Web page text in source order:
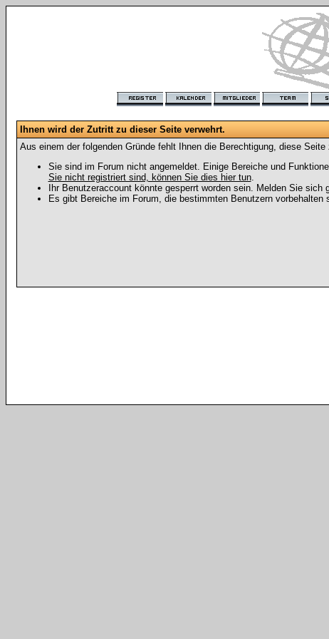
Ihnen wird der Zutritt zu dieser Seite verwehrt.
Aus einem der folgenden Gründe fehlt Ihnen die Berechtigung, diese Seite
Sie sind im Forum nicht angemeldet. Einige Bereiche und
Sie nicht registriert sind, können Sie dies hier tun.
Ihr Benutzeraccount könnte gesperrt worden sein. Melden Sie
Es gibt Bereiche im Forum, die bestimmten Benutzern